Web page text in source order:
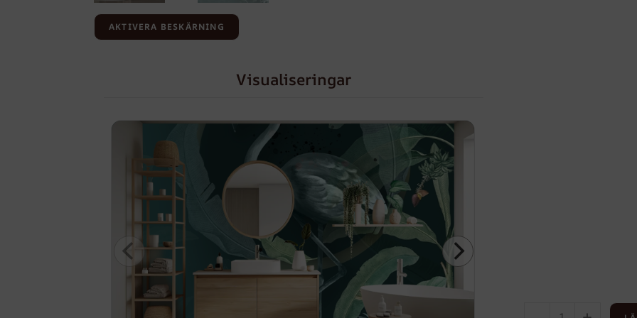
AKTIVERA BESKÄRNING
Visualiseringar